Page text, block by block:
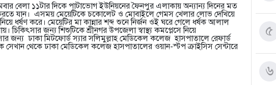
বেলা ১১টার দিকে পাটাভোগ ইউনিয়নের ফৈনপুর এলাকায় অন্যান্য দিনের মত
করতে যান। এসময় মেয়েটিকে চকোলেট ও মোবাইলে গেমস খেলার লোভ দেখিয়ে
ধর্ষণ করে। মেয়েটির মা কান্নার শব্দ শুনে নির্জন ওই ঘরে গেলে ধর্ষক আলাল
চিকিৎসার জন্য শিশুটিকে শ্রীনগর উপজেলা স্বাস্থ্য কমপ্লেসে নিয়ে
জন্য ঢাকা মিটফোর্ড স্যার সলিমুল্লাহ মেডিকেল কলেজ হাসপাতালে রেফার্ড
থেকে ঢাকা মেডিকেল কলেজ হাসপাতালের ওয়ান-স্টপ ক্রাইসিস সেন্টারে
৫
৬